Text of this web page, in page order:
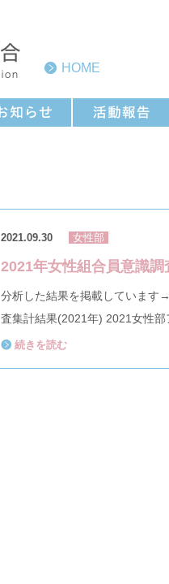
HOME
2021.09.30 女性部
2021年女性組合員意識
分析した結果を掲載しています
査集計結果(2021年) 2021女性
続きを読む